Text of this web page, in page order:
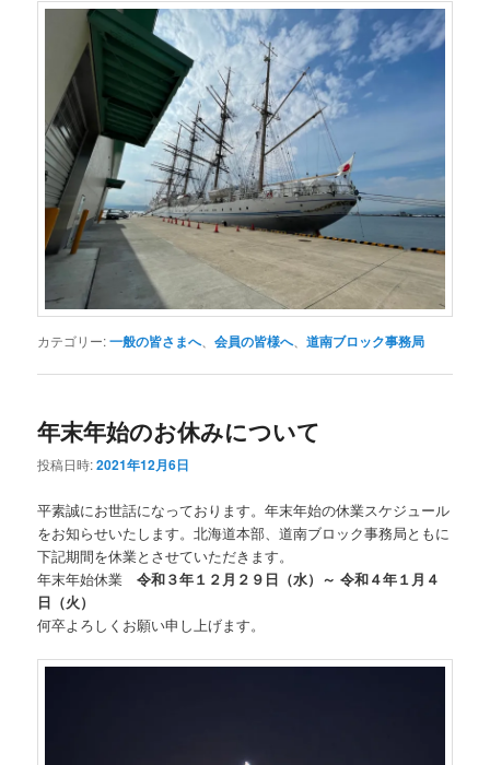
カテゴリー:一般の皆さまへ、会員の皆様へ、道南ブロック事務局
年末年始のお休みについて
投稿日時:2021年12月6日
平素誠にお世話になっております。年末年始の休業スケジュール
をお知らせいたします。北海道本部、道南ブロック事務局ともに
下記期間を休業とさせていただきます。
年末年始休業令和３年１２月２９日（水）～ 令和４年１月４
日（火）
何卒よろしくお願い申し上げます。